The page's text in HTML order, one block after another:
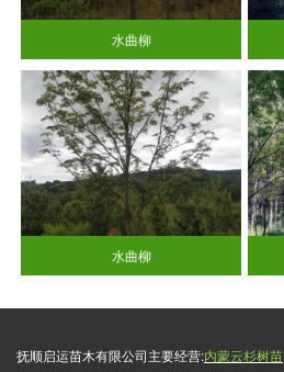
水曲柳
水曲柳
抚顺启运苗木有限公司主要经营:内蒙云杉树苗